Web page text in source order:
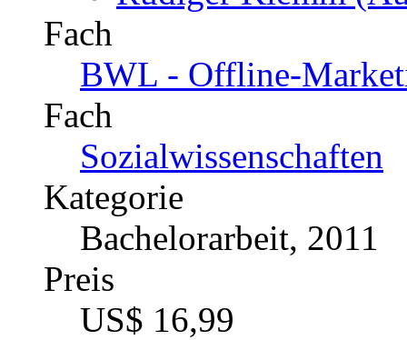
Fach
BWL - Offline-
Fach
Sozialwissenschaften
Kategorie
Bachelorarbeit, 2011
Preis
US$ 16,99